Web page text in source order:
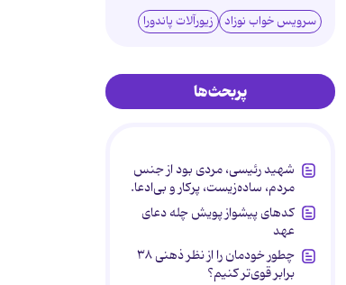
سرویس خواب نوزاد زیورآلات پاندورا
پربحث‌ها
شهید رئیسی، مردی بود از جنس
مردم، ساده‌زیست، پرکار و بی‌ادعا.
کدهای پیشواز پویش چله دعای
عهد
چطور خودمان را از نظر ذهنی ۳۸
برابر قوی‌تر کنیم؟